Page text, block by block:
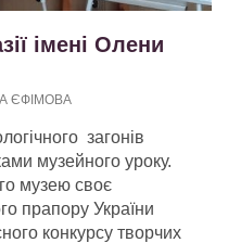
імені Олени
ЄФІМОВА
загонів
музейного уроку.
музею своє
прапору України
конкурсу творчих